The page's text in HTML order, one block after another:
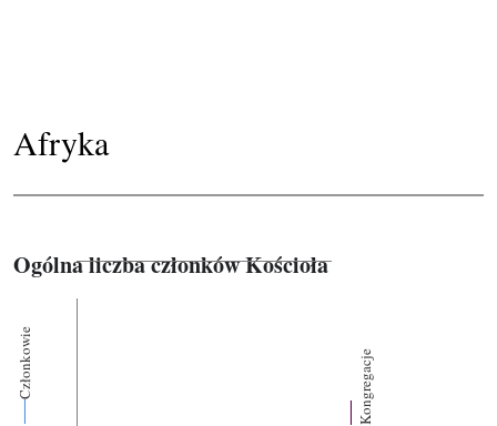
Afryka
Ogólna liczba członków Kościoła
Członkowie Kongregacje